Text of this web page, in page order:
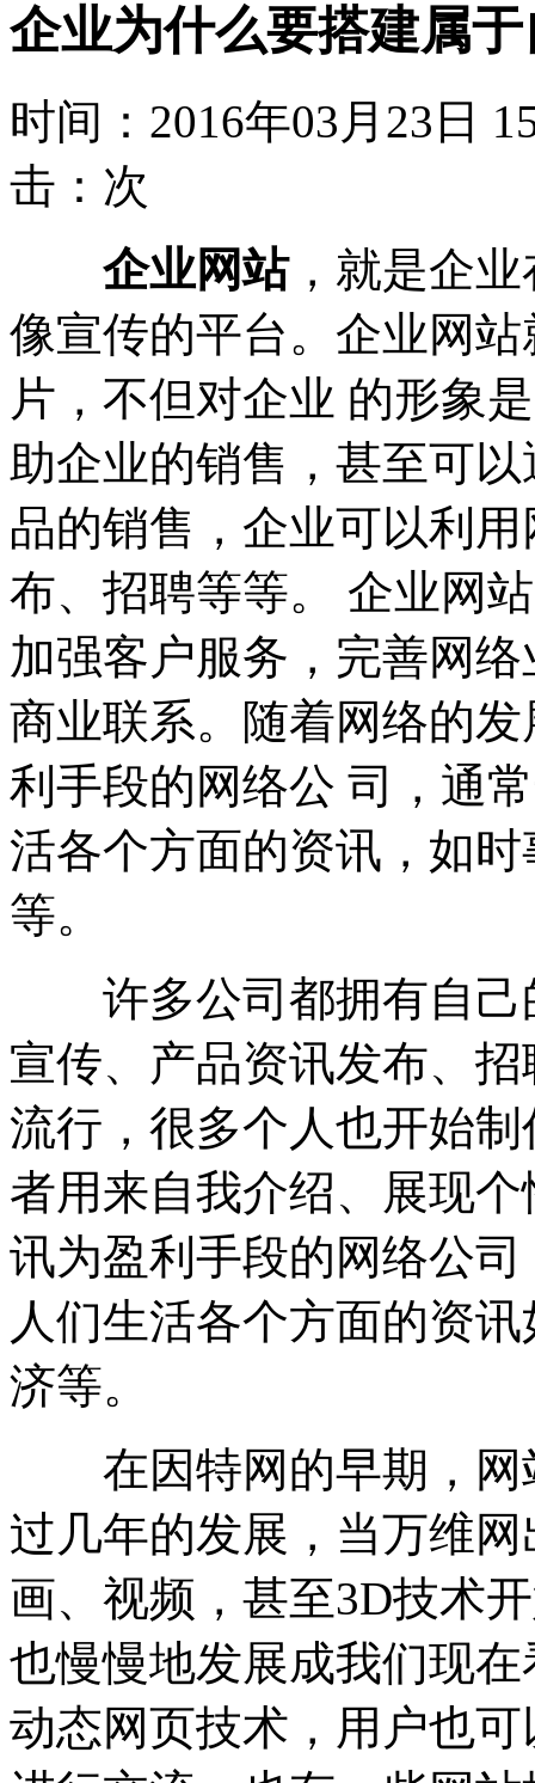
企业为什么要搭建属
时间：2016年03月23
击： 次
企业网站，就是企
像宣传的平台。企业网
片，不但对企业 的形象
助企业的销售，甚至可
品的销售，企业可以利
布、招聘等等。 企业网
加强客户服务，完善网
商业联系。随着网络的
利手段的网络公 司，通
活各个方面的资讯，如
等。
许多公司都拥有自己
宣传、产品资讯发布、
流行，很多个人也开始
者用来自我介绍、展现
讯为盈利手段的网络公
人们生活各个方面的资
济等。
在因特网的早期，网
过几年的发展，当万维
画、视频，甚至3D技术
也慢慢地发展成我们现
动态网页技术，用户也